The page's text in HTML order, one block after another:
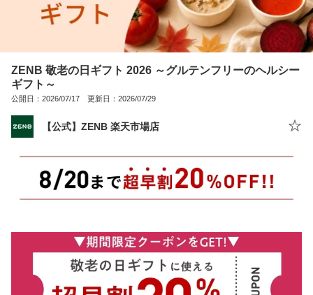
ZENB 敬老の日ギフト 2026 ～グルテンフリーのヘルシー
ギフト～
公開日：2026/07/17 更新日：2026/07/29
【公式】ZENB 楽天市場店